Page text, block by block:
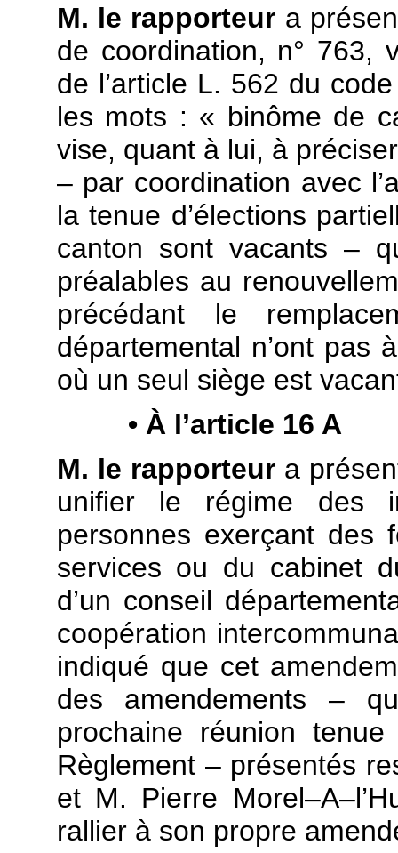
M. le rapporteur a
de coordination, n° 763,
de l’article L. 562 du
les mots : « binôme de
vise, quant à lui, à préciser
– par coordination avec
la tenue d’élections
canton sont vacants –
préalables au
précédant le
départemental n’ont pas
où un seul siège est
• À l’article 16 A
M. le rapporteura
unifier le régime des
personnes exerçant des
services ou du cabinet
d’un conseil
coopération
indiqué que cet
des amendements –
prochaine réunion
Règlement – présentés
et M. Pierre
rallier à son propre